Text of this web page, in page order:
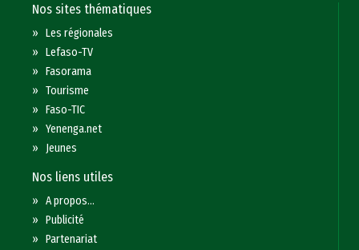
Nos sites thématiques
»Les régionales
»Lefaso-TV
»Fasorama
»Tourisme
»Faso-TIC
»Yenenga.net
» Jeunes
Nos liens utiles
»A propos...
»Publicité
»Partenariat